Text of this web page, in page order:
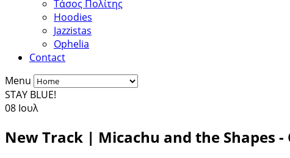
Τάσος Πολίτης
Hoodies
Jazzistas
Ophelia
Contact
Menu
STAY BLUE!
08 Ιουλ
New Track | Micachu and the Shapes -